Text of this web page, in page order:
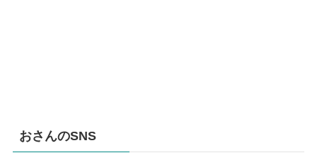
おさんのSNS